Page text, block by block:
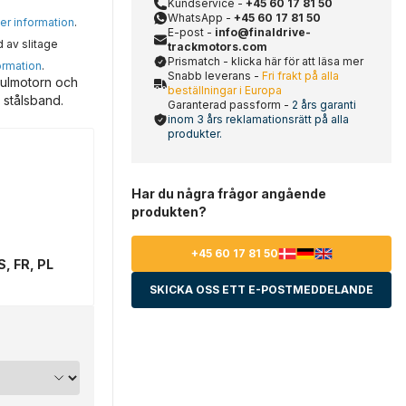
information.
av slitage
.
och
FR, PL
Kundservice - +45 60 17 81 50
WhatsApp - +45 60 17 81 50
E-post - info@finaldrive-
trackmotors.com
Prismatch - klicka här för att läsa mer
Snabb leverans - Fri frakt på alla
beställningar i Europa
Garanterad passform - 2 års garanti
inom 3 års reklamationsrätt på alla
produkter.
Har du några frågor angående
produkten?
+45 60 17 81 50
SKICKA OSS ETT E-POSTMEDDELANDE